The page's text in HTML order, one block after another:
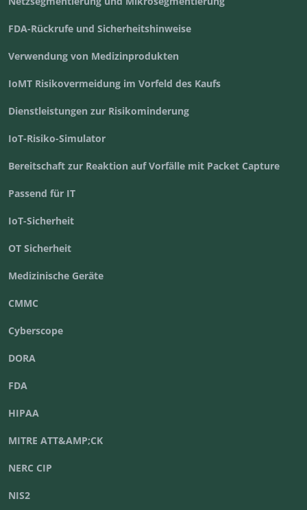
FDA-Rückrufe und Sicherheitshinweise
Verwendung von Medizinprodukten
IoMT Risikovermeidung im Vorfeld des Kaufs
Dienstleistungen zur Risikominderung
IoT-Risiko-Simulator
Bereitschaft zur Reaktion auf Vorfälle mit Packet Capture
Passend für IT
IoT-Sicherheit
OT Sicherheit
Medizinische Geräte
CMMC
Cyberscope
DORA
FDA
HIPAA
MITRE ATT&AMP;CK
NERC CIP
NIS2